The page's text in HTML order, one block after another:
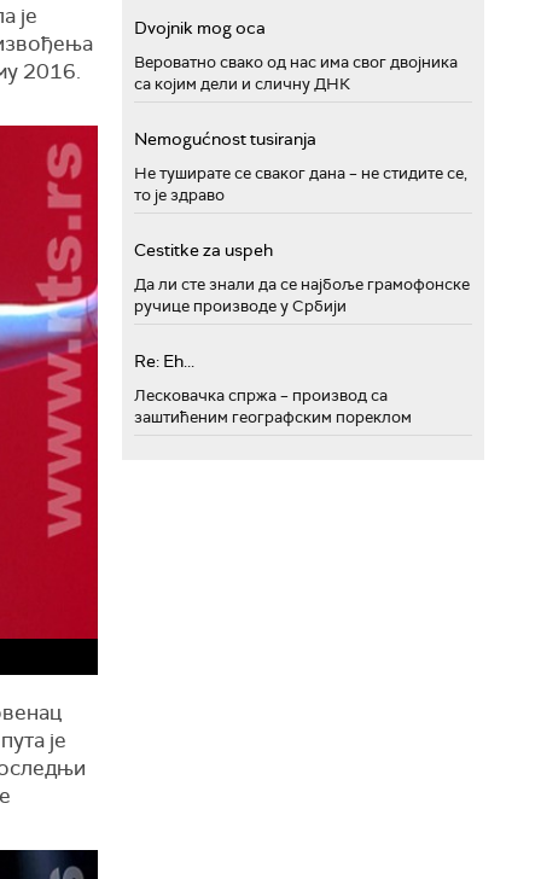
је
2016.
је
Dvojnik mog oca
Вероватно свако од нас има свог двојника
са којим дели и сличну ДНК
Nemogućnost tusiranja
Не туширате се сваког дана – не стидите се,
то је здраво
Cestitke za uspeh
Да ли сте знали да се најбоље грамофонске
ручице производе у Србији
Re: Eh...
Лесковачка спржа – производ са
заштићеним географским пореклом